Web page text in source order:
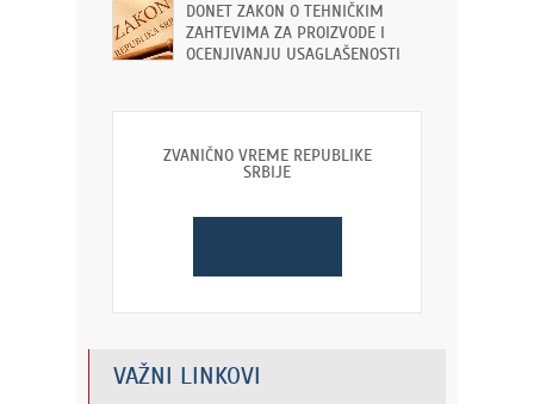
DONET ZAKON O TEHNIČKIM
ZAHTEVIMA ZA PROIZVODE I
OCENJIVANJU USAGLAŠENOSTI
ZVANIČNO VREME REPUBLIKE
SRBIJE
VAŽNI LINKOVI